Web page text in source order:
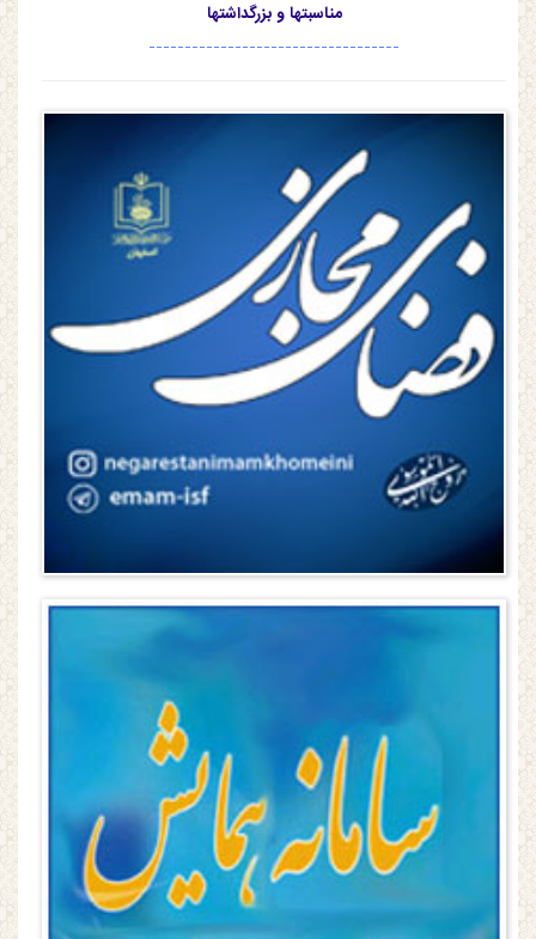
مناسبتها و بزرگداشتها
-----------------------------------